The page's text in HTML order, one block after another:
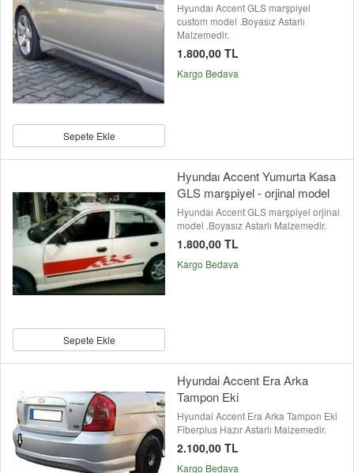
Sepete Ekle
Hyundaı Accent GLS marşpiyel
custom model .Boyasız Astarlı
Malzemedir.
1.800,00 TL
Kargo Bedava
Sepete Ekle
Hyundaı Accent Yumurta Kasa
GLS marşpiyel - orjinal model
Hyundaı Accent GLS marşpiyel orjinal
model .Boyasız Astarlı Malzemedir.
1.800,00 TL
Kargo Bedava
Hyundai Accent Era Arka
Tampon Eki
Hyundai Accent Era Arka Tampon Eki
Fiberplus Hazır Astarlı Malzemedir.
2.100,00 TL
Kargo Bedava